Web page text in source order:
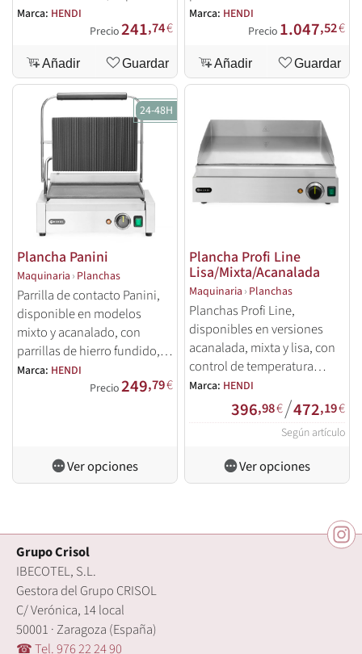
kg y recipientes de 120-260
Marca: HENDI
Precio241,74€
Añadir Guardar
sobrecalentamiento, pies
ajustables, apta para
Marca: HENDI
Precio 1.047,52€
Añadir Guardar
24-48H
Plancha Panini
Maquinaria › Planchas
Parrilla de contacto Panini,
disponible en modelos
mixto y acanalado, con
parrillas de hierro fundido,
ajuste de temperatura 50-
300°C y bandeja de goteo.
Marca: HENDI
Precio249,79€
Ver opciones
Plancha Profi Line
Lisa/Mixta/Acanalada
Maquinaria › Planchas
Planchas Profi Line,
disponibles en versiones
acanalada, mixta y lisa, con
control de temperatura
hasta 300°C, bandeja de
goteo extraíble, y protección
contra sobrecalentamiento.
Marca: HENDI
396,98€/472,19€
Según artículo
Ver opciones
Grupo Crisol
IBECOTEL, S.L.
Gestora del Grupo CRISOL
C/ Verónica, 14 local
50001 · Zaragoza (España)
☎ Tel. 976 22 24 90